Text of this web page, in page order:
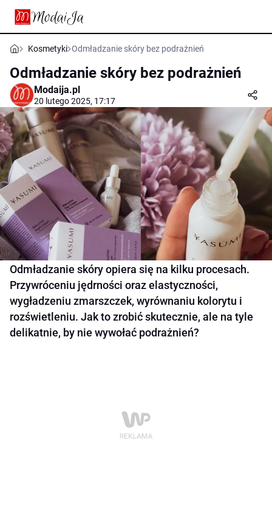
Kosmetyki Odmładzanie skóry bez podrażnień
Odmładzanie skóry bez podrażnień
Modaija.pl
20 lutego 2025, 17:17
Odmładzanie skóry opiera się na kilku procesach.
Przywróceniu jędrności oraz elastyczności,
wygładzeniu zmarszczek, wyrównaniu kolorytu i
rozświetleniu. Jak to zrobić skutecznie, ale na tyle
delikatnie, by nie wywołać podrażnień?